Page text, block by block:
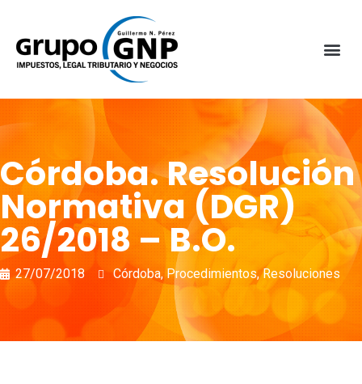
Córdoba. Resolución
Normativa (DGR)
26/2018 – B.O.
27/07/2018 Córdoba,Procedimientos,Resoluciones